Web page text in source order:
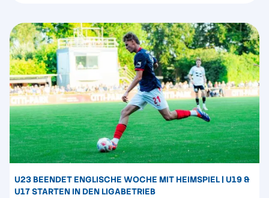
U23 BEENDET ENGLISCHE WOCHE MIT HEIMSPIEL | U19 &
U17 STARTEN IN DEN LIGABETRIEB